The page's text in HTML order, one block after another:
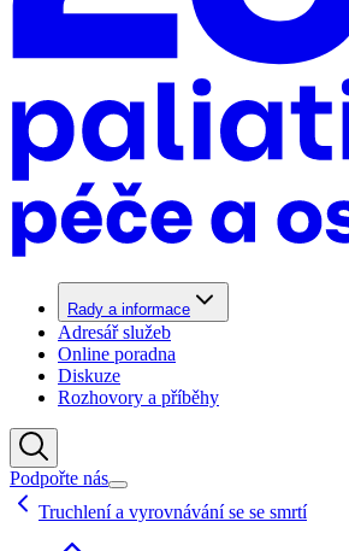
Rady a informace
Adresář služeb
Online poradna
Diskuze
Rozhovory a příběhy
Podpořte nás
Truchlení a vyrovnávání se se smrtí